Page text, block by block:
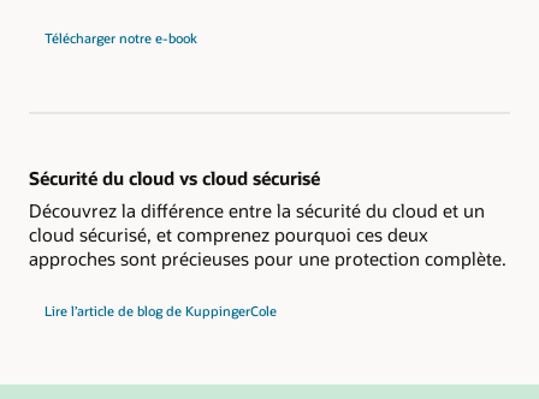
Télécharger notre e-book
Sécurité du cloud vs cloud sécurisé
Découvrez la différence entre la sécurité du cloud et un
cloud sécurisé, et comprenez pourquoi ces deux
approches sont précieuses pour une protection complète.
Lire l’article de blog de KuppingerCole